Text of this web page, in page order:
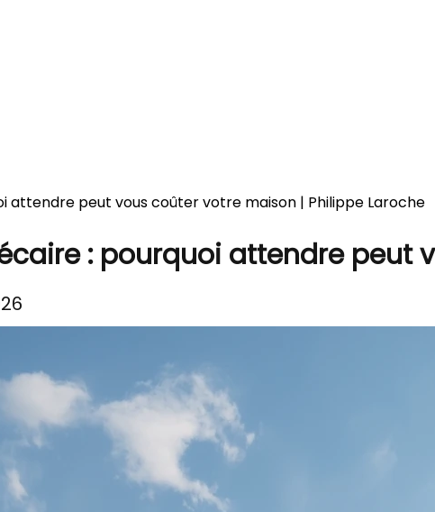
attendre peut vous coûter votre maison | Philippe Laroche
: pourquoi attendre peut